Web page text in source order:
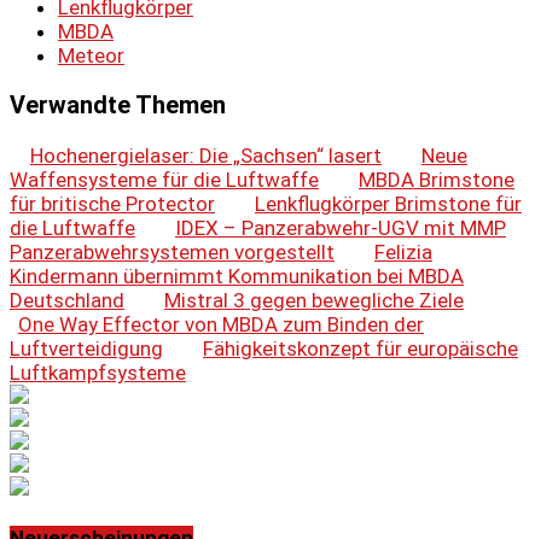
Lenkflugkörper
MBDA
Meteor
Verwandte Themen
Hochenergielaser: Die „Sachsen“ lasert
Neue
Waffensysteme für die Luftwaffe
MBDA Brimstone
für britische Protector
Lenkflugkörper Brimstone für
die Luftwaffe
IDEX – Panzerabwehr-UGV mit MMP
Panzerabwehrsystemen vorgestellt
Felizia
Kindermann übernimmt Kommunikation bei MBDA
Deutschland
Mistral 3 gegen bewegliche Ziele
One Way Effector von MBDA zum Binden der
Luftverteidigung
Fähigkeitskonzept für europäische
Luftkampfsysteme